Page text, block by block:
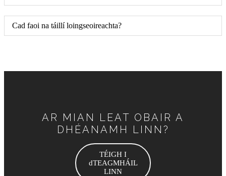
Cad faoi na táillí loingseoireachta?
AR MIAN LEAT OBAIR A
DHÉANAMH LINN?
TÉIGH I
dTEAGMHÁIL
LINN